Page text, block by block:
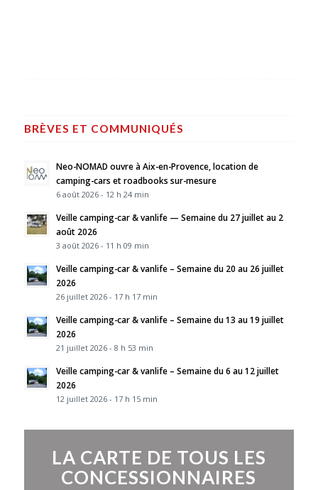
BRÈVES ET COMMUNIQUÉS
Neo-NOMAD ouvre à Aix-en-Provence, location de
camping-cars et roadbooks sur-mesure
6 août 2026 - 12 h 24 min
Veille camping-car & vanlife — Semaine du 27 juillet au 2
août 2026
3 août 2026 - 11 h 09 min
Veille camping-car & vanlife – Semaine du 20 au 26 juillet
2026
26 juillet 2026 - 17 h 17 min
Veille camping-car & vanlife – Semaine du 13 au 19 juillet
2026
21 juillet 2026 - 8 h 53 min
Veille camping-car & vanlife – Semaine du 6 au 12 juillet
2026
12 juillet 2026 - 17 h 15 min
LA CARTE DE TOUS LES
CONCESSIONNAIRES